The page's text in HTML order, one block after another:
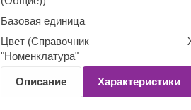
Базовая единица
Цвет (Справочник
"Номенклатура"
Описание Характеристики